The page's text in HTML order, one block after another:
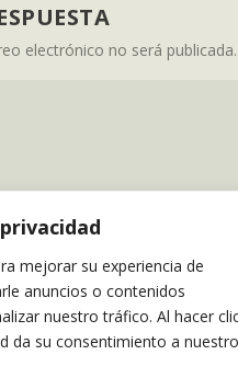
mejorar su experiencia de
anuncios o contenidos
nuestro tráfico. Al hacer
da su consentimiento a
electrónico no será publicada.